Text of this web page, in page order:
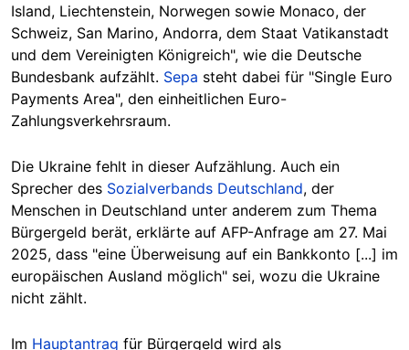
Island, Liechtenstein, Norwegen sowie Monaco, der
Schweiz, San Marino, Andorra, dem Staat Vatikanstadt
und dem Vereinigten Königreich", wie die Deutsche
Bundesbank aufzählt. Sepa steht dabei für "Single Euro
Payments Area", den einheitlichen Euro-
Zahlungsverkehrsraum.
Die Ukraine fehlt in dieser Aufzählung. Auch ein
Sprecher des Sozialverbands Deutschland, der
Menschen in Deutschland unter anderem zum Thema
Bürgergeld berät, erklärte auf AFP-Anfrage am 27. Mai
2025, dass "eine Überweisung auf ein Bankkonto [...] im
europäischen Ausland möglich" sei, wozu die Ukraine
nicht zählt.
Im Hauptantrag für Bürgergeld wird als